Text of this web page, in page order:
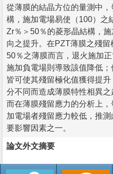
從薄膜的結晶方位的量測中
構，施加電場易使（100）之
Zr％＞50％的菱形晶結構，
向之提升。在PZT薄膜之殘
50％之薄膜而言，退火施加
施加負電場則導致該值降低
皆可使其殘留極化值獲得提
分不同而造成薄膜特性相異之
而在薄膜殘留應力的分析上
加電場者殘留應力較低，推
要影響因素之一。
論文外文摘要